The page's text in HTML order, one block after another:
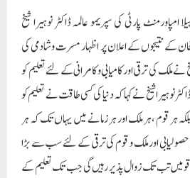
امپاورمنٹ پارٹی کی سپریمو عالمہ ڈاکٹر نوہیرا شیخ
کے نتیجوں کے اعلان پر اظہار مسرت وشادمی کی
ملک کی ترقی اور کامیابی و کامرانی کے لئے تعلیم کو
نوہیرا شیخ نے کہا کہ دنیا کی کسی طاقت نے تعلیم کو
ہر قوم ، ہر ملک اور ہر زمانے میں یہاں تک کہ ہر
اور ملک و قوم کی ترقی کے لئے سب سے بڑا
قومیں تب تک زوال پذیر رہیں گی جب تک تعلیم کے